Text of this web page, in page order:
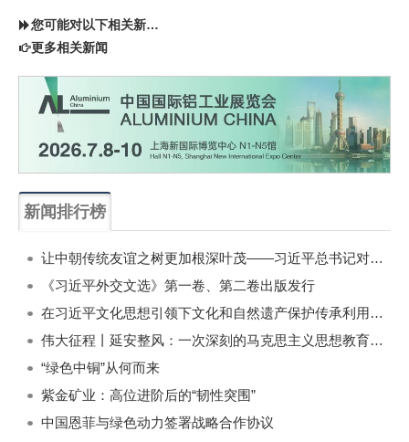
您可能对以下相关新闻同样感兴趣
更多相关新闻
新闻排行榜
让中朝传统友谊之树更加根深叶茂——习近平总书记对朝鲜进行国事访问纪实
《习近平外交文选》第一卷、第二卷出版发行
在习近平文化思想引领下文化和自然遗产保护传承利用工作开创新局面
伟大征程丨延安整风：一次深刻的马克思主义思想教育运动
“绿色中铜”从何而来
紫金矿业：高位进阶后的“韧性突围”
中国恩菲与绿色动力签署战略合作协议